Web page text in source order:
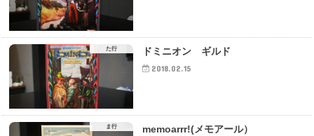
た行 ドミニオン ギルド
2018.02.15
ま行 memoarrr!(メモアール）